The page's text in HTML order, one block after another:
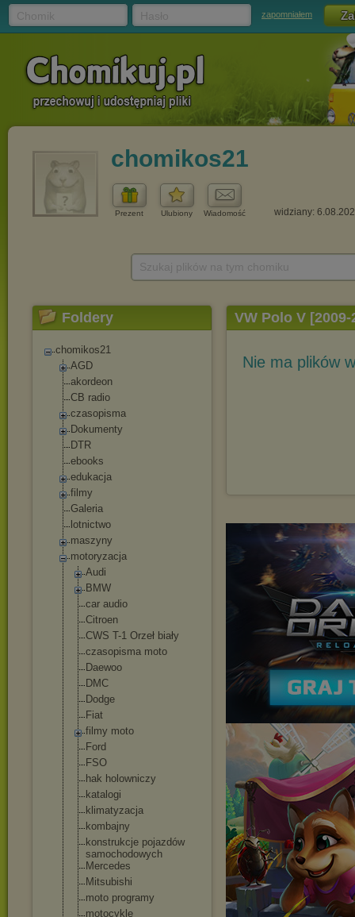
zapomniałem
chomikos21
Prezent Ulubiony Wiadomość widziany:
Foldery
chomikos21
AGD
akordeon
CB radio
czasopisma
Dokumenty
DTR
ebooks
edukacja
filmy
Galeria
lotnictwo
maszyny
motoryzacja
Audi
BMW
car audio
Citroen
CWS T-1 Orzeł biały
czasopisma moto
Daewoo
DMC
Dodge
Fiat
filmy moto
Ford
FSO
hak holowniczy
katalogi
klimatyzacja
kombajny
konstrukcje pojazdów
samochodowych
Mercedes
Mitsubishi
moto programy
motocykle
VW Polo V [2009-
Nie ma plików